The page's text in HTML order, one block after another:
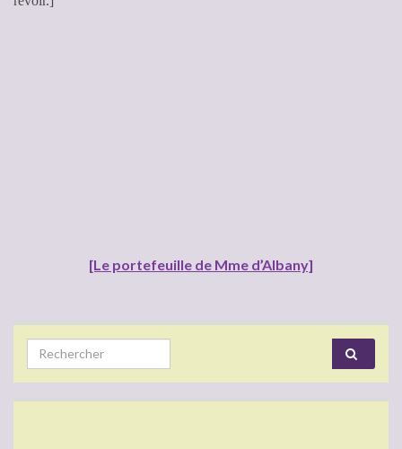
[Le portefeuille de Mme d’Albany]
Search for: